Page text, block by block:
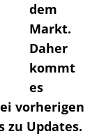
dem
Markt.
Daher
kommt
es
vorherigen
zu Updates.